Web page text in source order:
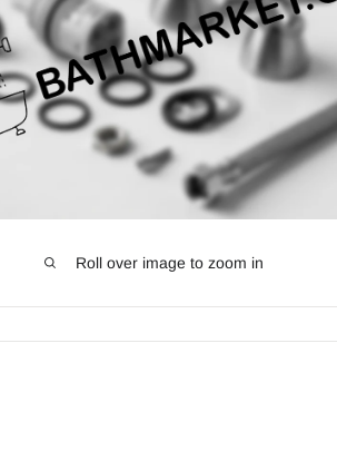
Roll over image to zoom in